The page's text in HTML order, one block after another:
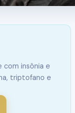
com insônia e
triptofano e